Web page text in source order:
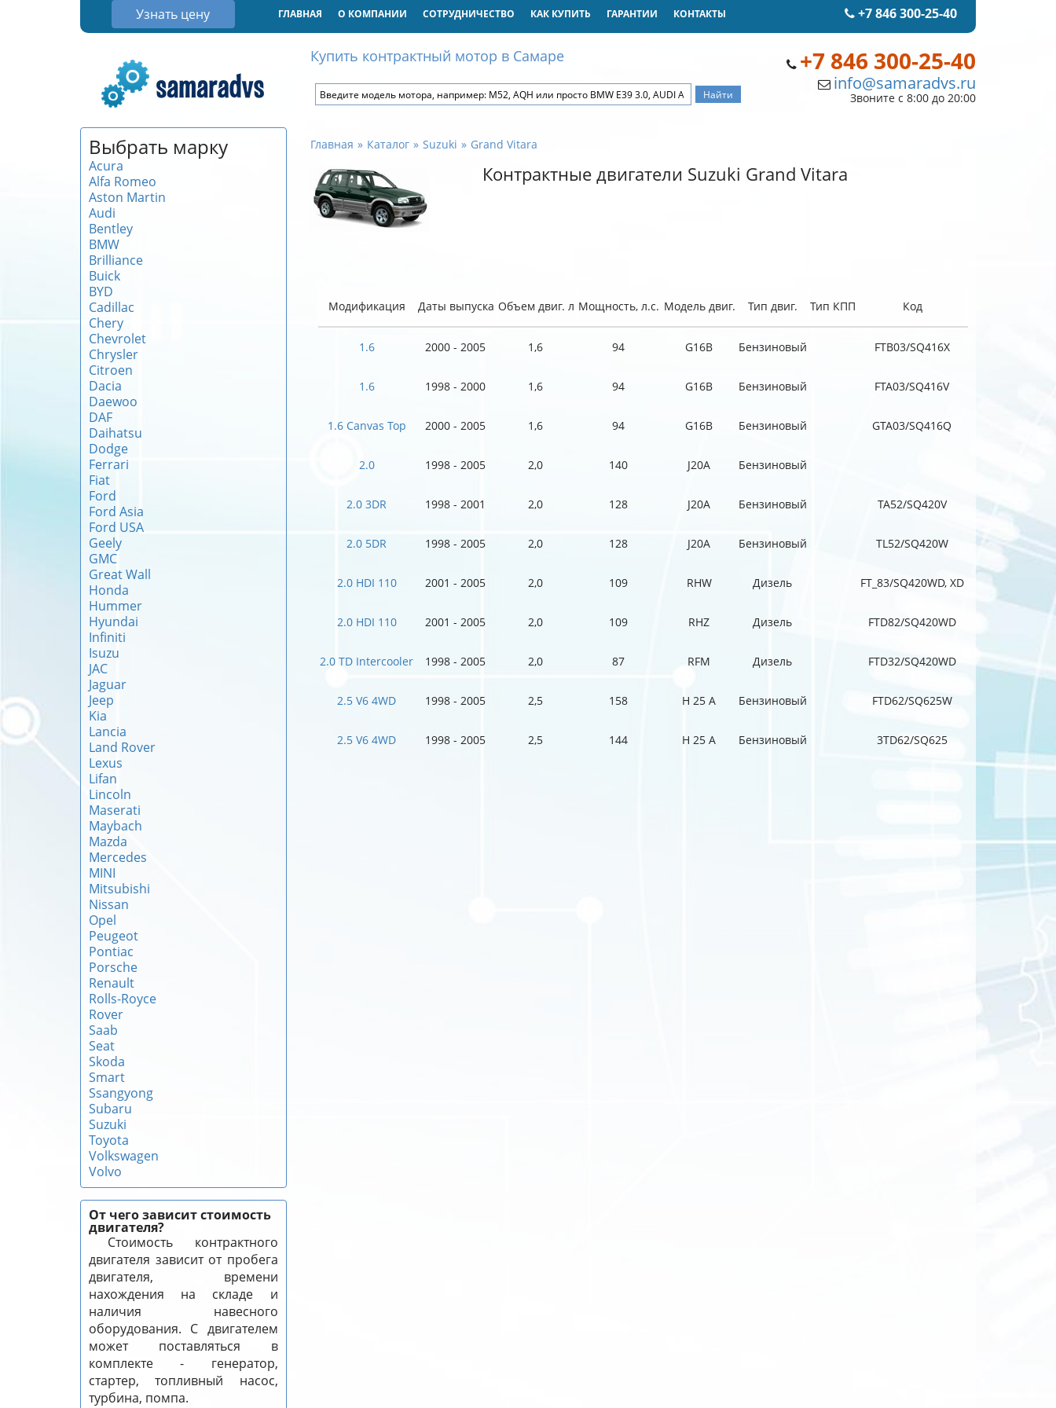
Узнать цену +7 846 300-25-40
ГЛАВНАЯ О КОМПАНИИ СОТРУДНИЧЕСТВО КАК КУПИТЬ ГАРАНТИИ КОНТАКТЫ
+7 846 300-25-40
info@samaradvs.ru
Звоните с 8:00 до 20:00
Купить контрактный мотор в Самаре
Выбрать марку
Acura
Alfa Romeo
Aston Martin
Audi
Bentley
BMW
Brilliance
Buick
BYD
Cadillac
Chery
Chevrolet
Chrysler
Citroen
Dacia
Daewoo
DAF
Daihatsu
Dodge
Ferrari
Fiat
Ford
Ford Asia
Ford USA
Geely
GMC
Great Wall
Honda
Hummer
Hyundai
Infiniti
Isuzu
JAC
Jaguar
Jeep
Kia
Lancia
Land Rover
Lexus
Lifan
Lincoln
Maserati
Maybach
Mazda
Mercedes
MINI
Mitsubishi
Nissan
Opel
Peugeot
Pontiac
Porsche
Renault
Rolls-Royce
Rover
Saab
Seat
Skoda
Smart
Ssangyong
Subaru
Suzuki
Toyota
Volkswagen
Volvo
От чего зависит стоимость
двигателя?
Стоимость контрактного
двигателя зависит от пробега
двигателя, времени
нахождения на складе и
наличия навесного
оборудования. С двигателем
может поставляться в
комплекте - генератор,
стартер, топливный насос,
турбина, помпа.
Главная Каталог Suzuki Grand Vitara
Контрактные двигатели Suzuki Grand Vitara
Модификация Даты выпуска Объем двиг. л Мощность, л.с. Модель двиг. Тип двиг. Тип КПП Код
1.6 2000 - 2005 1,6 94 G16B Бензиновый FTB03/SQ416X
1.6 1998 - 2000 1,6 94 G16B Бензиновый FTA03/SQ416V
1.6 Canvas Top 2000 - 2005 1,6 94 G16B Бензиновый GTA03/SQ416Q
2.0 1998 - 2005 2,0 140 J20A Бензиновый
2.0 3DR 1998 - 2001 2,0 128 J20A Бензиновый TA52/SQ420V
2.0 5DR 1998 - 2005 2,0 128 J20A Бензиновый TL52/SQ420W
2.0 HDI 110 2001 - 2005 2,0 109 RHW Дизель FT_83/SQ420WD, XD
2.0 HDI 110 2001 - 2005 2,0 109 RHZ Дизель FTD82/SQ420WD
2.0 TD Intercooler 1998 - 2005 2,0 87 RFM Дизель FTD32/SQ420WD
2.5 V6 4WD 1998 - 2005 2,5 158 H 25 A Бензиновый FTD62/SQ625W
2.5 V6 4WD 1998 - 2005 2,5 144 H 25 A Бензиновый 3TD62/SQ625